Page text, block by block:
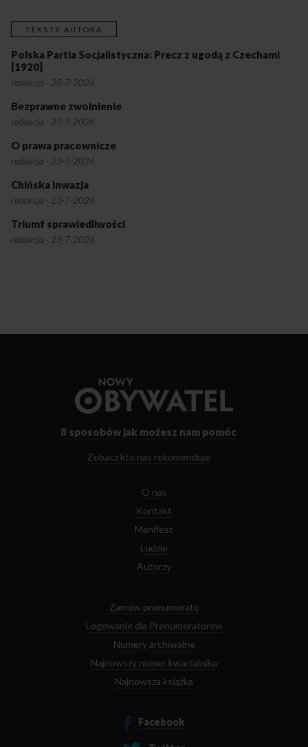
TEKSTY AUTORA
Polska Partia Socjalistyczna: Precz z ugodą z Czechami
[1920]
redakcja · 28-7-2026
Bezprawne zwolnienie
redakcja · 27-7-2026
O prawa pracownicze
redakcja · 23-7-2026
Chińska inwazja
redakcja · 23-7-2026
Triumf sprawiedliwości
redakcja · 23-7-2026
strony
8 sposobów jak możesz nam pomóc
Zobacz kto nas rekomenduje
O nas
Kontakt
Manifest
Ludzie
Autorzy
Zamów prenumeratę
Logowanie dla Prenumeratorów
Numery archiwalne
Najnowszy numer kwartalnika
Najnowsza książka
Facebook